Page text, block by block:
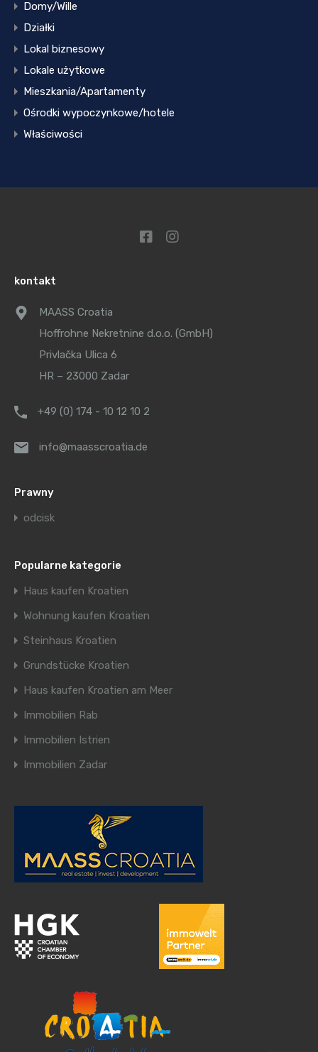
Domy/Wille
Działki
Lokal biznesowy
Lokale użytkowe
Mieszkania/Apartamenty
Ośrodki wypoczynkowe/hotele
Właściwości
kontakt
MAASS Croatia
Hoffrohne Nekretnine d.o.o. (GmbH)
Privlačka Ulica 6
HR – 23000 Zadar
+49 (0) 174 - 10 12 10 2
info@maasscroatia.de
Prawny
odcisk
Popularne kategorie
Haus kaufen Kroatien
Wohnung kaufen Kroatien
Steinhaus Kroatien
Grundstücke Kroatien
Haus kaufen Kroatien am Meer
Immobilien Rab
Immobilien Istrien
Immobilien Zadar